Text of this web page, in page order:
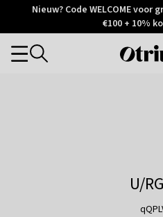
Otrium
Trustpilot
Nieuw? Code WELCOME
€100 + 10%
Categories
U/